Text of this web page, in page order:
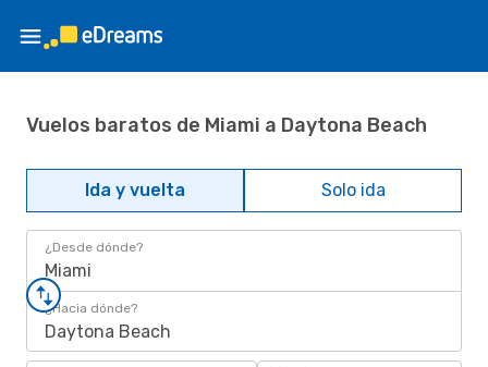
Vuelos baratos de Miami a Daytona Beach
Ida y vuelta Solo ida
¿Desde dónde?
Miami
¿Hacia dónde?
Daytona Beach